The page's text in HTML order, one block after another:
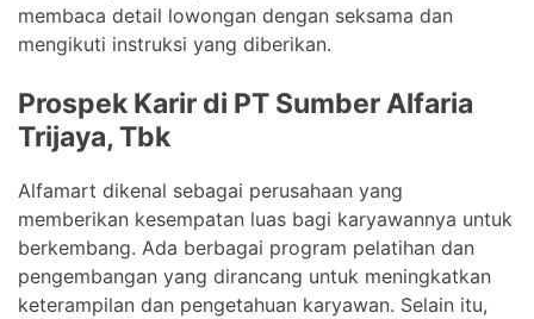
membaca detail lowongan dengan seksama dan
mengikuti instruksi yang diberikan.
Prospek Karir di PT Sumber Alfaria
Trijaya, Tbk
Alfamart dikenal sebagai perusahaan yang
memberikan kesempatan luas bagi karyawannya untuk
berkembang. Ada berbagai program pelatihan dan
pengembangan yang dirancang untuk meningkatkan
keterampilan dan pengetahuan karyawan. Selain itu,